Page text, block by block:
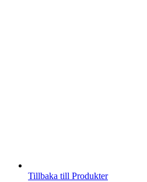
Tillbaka till Produkter